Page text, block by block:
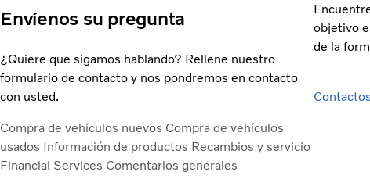
Envíenos su pregunta
¿Quiere que sigamos hablando? Rellene nuestro
formulario de contacto y nos pondremos en contacto
con usted.
Compra de vehículos nuevos Compra de vehículos
usados Información de productos Recambios y servicio
Financial Services Comentarios generales
objetivo
de la